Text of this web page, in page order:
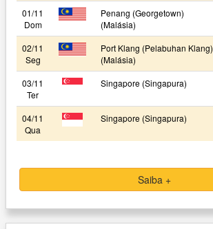
01/11
Dom
Penang (Georgetown)
(Malásia)
02/11
Seg
Port Klang (Pelabuhan Klang)
(Malásia)
03/11
Ter
Singapore (Singapura)
04/11
Qua
Singapore (Singapura)
Saiba +